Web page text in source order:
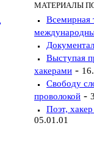
МАТЕРИАЛЫ
Всемирная
Выступая
хакерами -
Свободу
проволокой -
Поэт,
05.01.01